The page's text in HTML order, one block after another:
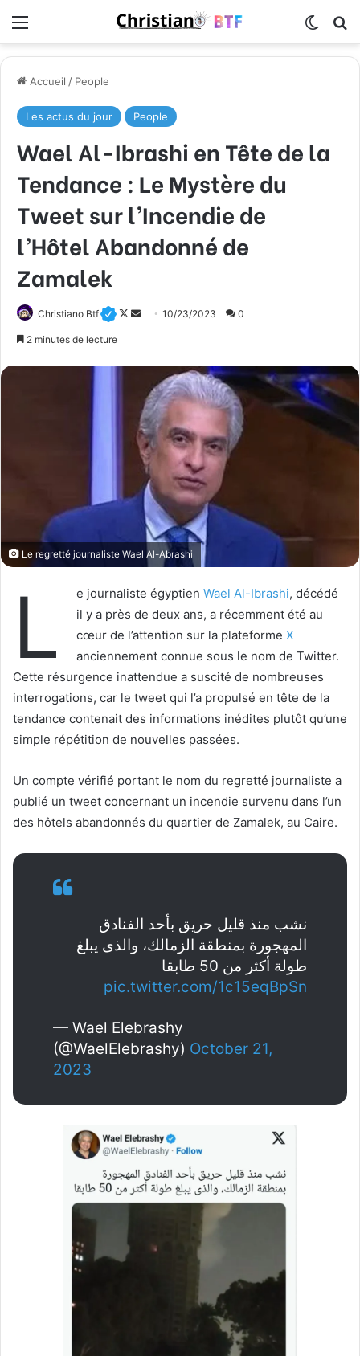
Accueil / People
Les actus du jour People
Wael Al-Ibrashi en Tête de la
Tendance : Le Mystère du
Tweet sur l’Incendie de
l’Hôtel Abandonné de
Zamalek
Christiano Btf
F
e
r
u
n
c
o
u
r
r
l
10/23/2023 0
2 minutes de lecture
Le regretté journaliste Wael Al-Abrashi
L e journaliste égyptien Wael Al-Ibrashi, décédé
il y a près de deux ans, a récemment été au
cœur de l’attention sur la plateforme X
anciennement connue sous le nom de Twitter.
Cette résurgence inattendue a suscité de nombreuses
interrogations, car le tweet qui l’a propulsé en tête de la
tendance contenait des informations inédites plutôt qu’une
simple répétition de nouvelles passées.
Un compte vérifié portant le nom du regretté journaliste a
publié un tweet concernant un incendie survenu dans l’un
des hôtels abandonnés du quartier de Zamalek, au Caire.
نشب منذ قليل حريق بأحد الفنادق
المهجورة بمنطقة الزمالك، والذى يبلغ
طولة أكثر من 50 طابقا
pic.twitter.com/1c15eqBpSn
— Wael Elebrashy
(@WaelElebrashy) October 21,
2023